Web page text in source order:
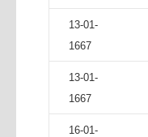
13-01-
1667
13-01-
1667
16-01-